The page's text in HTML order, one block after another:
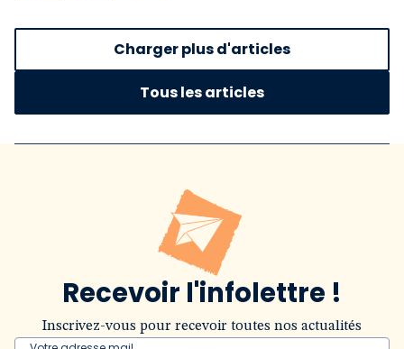
Charger plus d'articles
Tous les articles
Recevoir l'infolettre !
Inscrivez-vous pour recevoir toutes nos actualités